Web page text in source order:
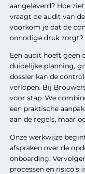
aangeleverd? Hoe
vraagt de audit van
voorkom je dat de
onnodige druk zorgt?
Een audit hoeft geen
duidelijke planning,
dossier kan de
verlopen. Bij
voor stap. We
een praktische
aan de regels, maar
Onze werkwijze
afspraken over de
onboarding.
processen en risico’s